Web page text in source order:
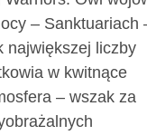
– Sanktuariach
największej liczby
w kwitnące
– wszak za